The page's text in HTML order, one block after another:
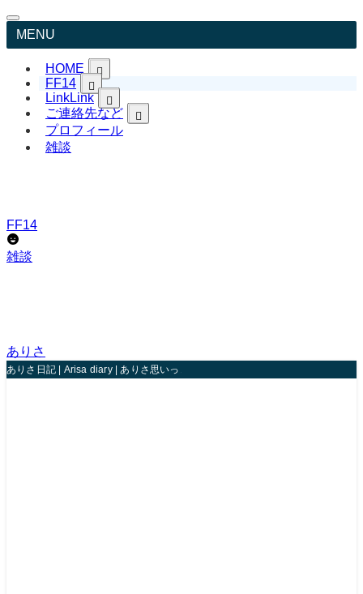
MENU
HOME
FF14
LinkLink
ご連絡先など
プロフィール
雑談
FF14
雑談
ありさ
ありさ日記 | Arisa diary | ありさ思いっきり人生楽しんじゃうね！